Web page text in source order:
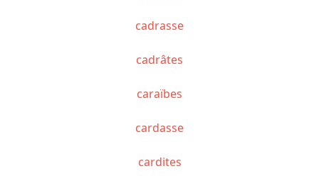
cadrasse
cadrâtes
caraïbes
cardasse
cardites